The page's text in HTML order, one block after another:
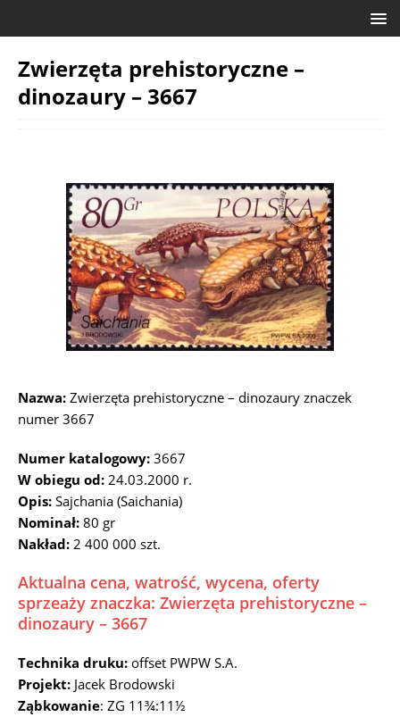
Zwierzęta prehistoryczne –
dinozaury – 3667
Nazwa: Zwierzęta prehistoryczne – dinozaury znaczek
numer 3667
Numer katalogowy: 3667
W obiegu od: 24.03.2000 r.
Opis: Sajchania (Saichania)
Nominał: 80 gr
Nakład: 2 400 000 szt.
Aktualna cena, watrość, wycena, oferty
sprzeaży znaczka: Zwierzęta prehistoryczne –
dinozaury – 3667
Technika druku: offset PWPW S.A.
Projekt: Jacek Brodowski
Ząbkowanie: ZG 11¾:11½